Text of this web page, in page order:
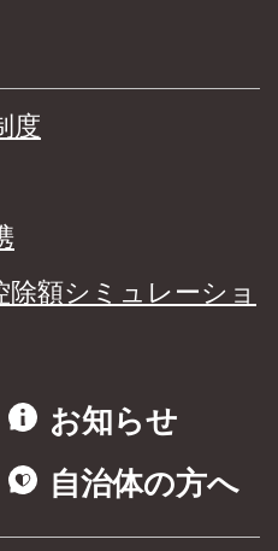
度
額シミュレーショ
お知らせ
自治体の方へ